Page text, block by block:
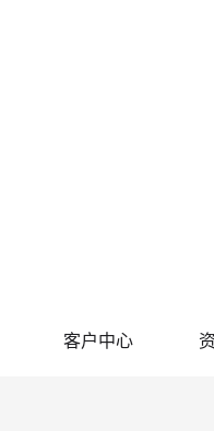
客户中心